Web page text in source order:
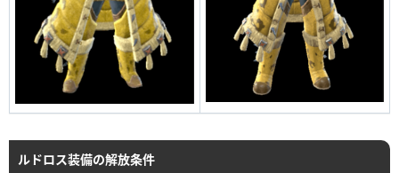
ルドロス装備の解放条件